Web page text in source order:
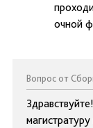
очной
Вопрос от